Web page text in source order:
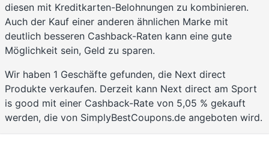
diesen mit Kreditkarten-Belohnungen zu kombinieren.
Auch der Kauf einer anderen ähnlichen Marke mit
deutlich besseren Cashback-Raten kann eine gute
Möglichkeit sein, Geld zu sparen.
Wir haben 1 Geschäfte gefunden, die Next direct
Produkte verkaufen. Derzeit kann Next direct am Sport
is good mit einer Cashback-Rate von 5,05 % gekauft
werden, die von SimplyBestCoupons.de angeboten wird.